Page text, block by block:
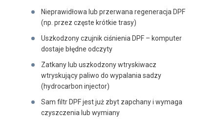
Nieprawidłowa lub przerwana regeneracja DPF
(np. przez częste krótkie trasy)
Uszkodzony czujnik ciśnienia DPF – komputer
dostaje błędne odczyty
Zatkany lub uszkodzony wtryskiwacz
wtryskujący paliwo do wypalania sadzy
(hydrocarbon injector)
Sam filtr DPF jest już zbyt zapchany i wymaga
czyszczenia lub wymiany